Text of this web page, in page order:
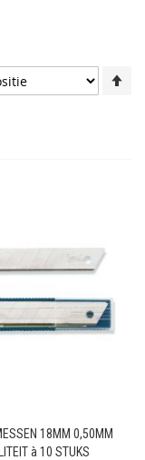
18MM 0,50MM
à 10 STUKS